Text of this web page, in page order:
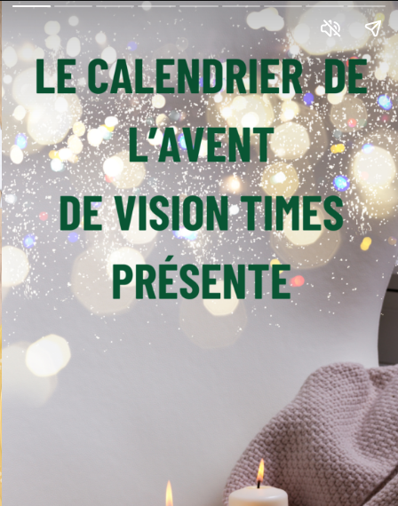
CHARLOTTE
AUX FRUITS
ROUGES
DE VISION TIMES